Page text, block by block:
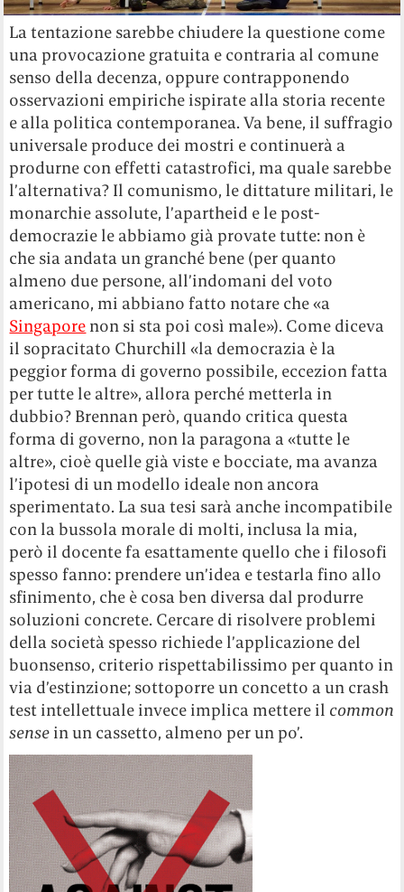
La tentazione sarebbe chiudere la questione come
una provocazione gratuita e contraria al comune
senso della decenza, oppure contrapponendo
osservazioni empiriche ispirate alla storia recente
e alla politica contemporanea. Va bene, il suffragio
universale produce dei mostri e continuerà a
produrne con effetti catastrofici, ma quale sarebbe
l’alternativa? Il comunismo, le dittature militari, le
monarchie assolute, l’apartheid e le post-
democrazie le abbiamo già provate tutte: non è
che sia andata un granché bene (per quanto
almeno due persone, all’indomani del voto
americano, mi abbiano fatto notare che «a
Singapore non si sta poi così male»). Come diceva
il sopracitato Churchill «la democrazia è la
peggior forma di governo possibile, eccezion fatta
per tutte le altre», allora perché metterla in
dubbio? Brennan però, quando critica questa
forma di governo, non la paragona a «tutte le
altre», cioè quelle già viste e bocciate, ma avanza
l’ipotesi di un modello ideale non ancora
sperimentato. La sua tesi sarà anche incompatibile
con la bussola morale di molti, inclusa la mia,
però il docente fa esattamente quello che i filosofi
spesso fanno: prendere un’idea e testarla fino allo
sfinimento, che è cosa ben diversa dal produrre
soluzioni concrete. Cercare di risolvere problemi
della società spesso richiede l’applicazione del
buonsenso, criterio rispettabilissimo per quanto in
via d’estinzione; sottoporre un concetto a un crash
test intellettuale invece implica mettere il common
sense in un cassetto, almeno per un po’.